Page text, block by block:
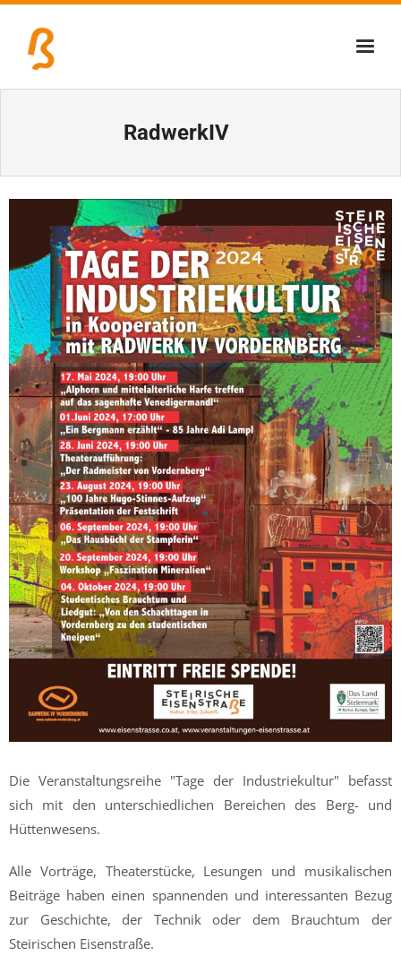
Tage der Industriekultur
Eisenstraßenmuseen
Veranstaltungen
RadwerkIV
Die Veranstaltungsreihe "Tage der Industriekultur" befasst
sich mit den unterschiedlichen Bereichen des Berg- und
Hüttenwesens.
Alle Vorträge, Theaterstücke, Lesungen und musikalischen
Beiträge haben einen spannenden und interessanten Bezug
zur Geschichte, der Technik oder dem Brauchtum der
Steirischen Eisenstraße.